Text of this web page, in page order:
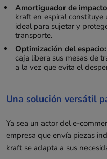
Amortiguador de
kraft en espiral constituye
ideal para sujetar y
transporte.
Optimización del espacio:
caja libera sus mesas de
a la vez que evita el
Una solución versátil
Ya sea un actor del e-
empresa que envía piezas
kraft se adapta a sus